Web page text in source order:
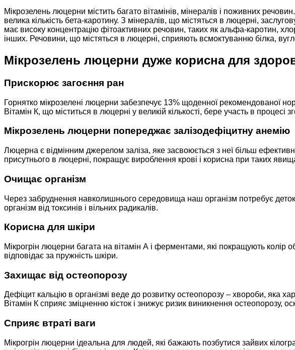
Мікрозелень люцерни містить багато вітамінів, мінералів і поживних
велика кількість бета-каротину. З мінералів, що містяться в люцерні,
має високу концентрацію фітоактивних речовин, таких як альфа-каротин,
інших. Речовини, що містяться в люцерні, сприяють всмоктуванню білка,
Мікрозелень люцерни дуже корисна для
Прискорює загоєння ран
Горнятко мікрозелені люцерни забезпечує 13% щоденної рекомендованої
Вітамін К, що міститься в люцерні у великій кількості, бере участь в
Мікрозелень люцерни попереджає залізодефіцитну анемію
Люцерна є відмінним джерелом заліза, яке засвоюється з неї більш
присутнього в люцерні, покращує вироблення крові і корисна при таких
Очищає організм
Через забруднення навколишнього середовища наш організм потребує
організм від токсинів і вільних радикалів.
Корисна для шкіри
Мікрогрін люцерни багата на вітамін А і ферментами, які покращують
відповідає за пружність шкіри.
Захищає від остеопорозу
Дефіцит кальцію в організмі веде до розвитку остеопорозу – хвороби, яка
Вітамін К сприяє зміцненню кісток і знижує ризик виникнення остеопорозу,
Сприяє втраті ваги
Мікрогрін люцерни ідеальна для людей, які бажають позбутися зайвих